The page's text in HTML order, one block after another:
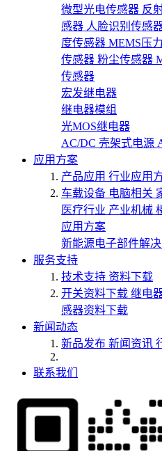
微型光电传感器 反
感器 人脸识别传感
度传感器 MEMS压
传感器 粉尘传感器
传感器
宏发继电器
继电器模组
光MOS继电器
AC/DC 壳架式电源
应用方案
产品应用 行业应用
车载设备 电脑相关
医疗行业 产业机械
应用方案
新能源电子部件解
服务支持
技术支持 资料下载
开关资料下载 继电
感器资料下载
新闻动态
新品发布 新闻资讯
联系我们